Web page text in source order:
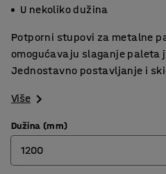
U nekoliko dužina
Potporni stupovi za metalne
omogućavaju slaganje paleta
Jednostavno postavljanje i
Više
Dužina (mm)
1200